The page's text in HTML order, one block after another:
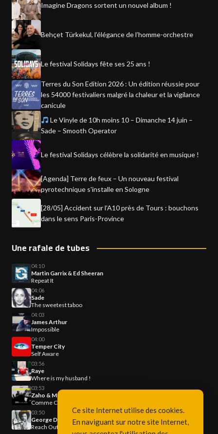
Imagine Dragons sortent un nouvel album !
Behçet Türkekul, l’élégance de l’homme-orchestre
Le festival Solidays fête ses 25 ans !
Terres du Son Edition 2026 : Un édition réussie pour
les 54000 festivaliers malgré la chaleur et la vigilance
canicule
Le Vinyle de 10h moins 10 – Dimanche 14 juin –
Sade – Smooth Operator
Le festival Solidays célèbre la solidarité en musique !
[Agenda] Terre de feux – Un nouveau festival
pyrotechnique s'installe en Sologne
[28/05] Accident sur l'A10 près de Tours : bouchons
dans le sens Paris-Province
Une rafale de tubes
04:10
Martin Garrix & Ed Sheeran
Repeat It
04:06
Sade
The sweetest taboo
04:03
James Arthur
Impossible
04:00
Temper City
Self Aware
03:56
Raye
Where is my husband !
03:53
Zaho & Mc Solaar
Comme Caroline
03:50
George Duke
Reach Out
Ce site Internet utilise des cookies.
En naviguant sur notre site Internet,